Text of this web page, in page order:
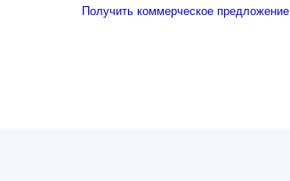
Получить коммерческое предложение